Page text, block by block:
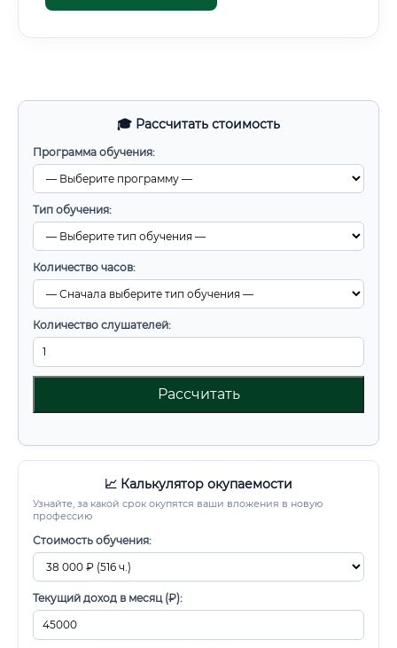
🎓 Рассчитать стоимость
Программа обучения:
Тип обучения:
Количество часов:
Количество слушателей:
Рассчитать
📈 Калькулятор окупаемости
Узнайте, за какой срок окупятся ваши вложения в новую
профессию
Стоимость обучения:
Текущий доход в месяц (₽):